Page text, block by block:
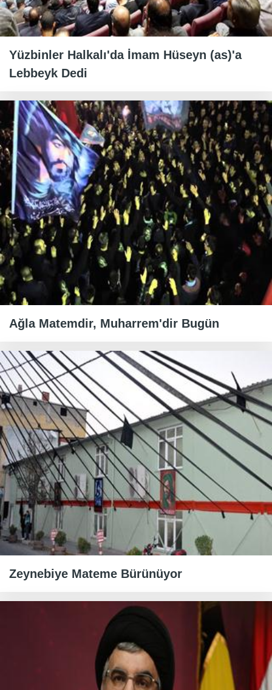
Yüzbinler Halkalı'da İmam Hüseyn (as)'a
Lebbeyk Dedi
Ağla Matemdir, Muharrem'dir Bugün
Zeynebiye Mateme Bürünüyor